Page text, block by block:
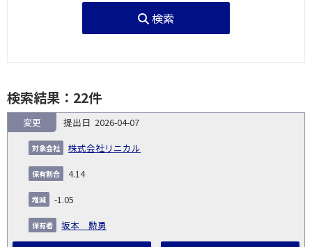
検索
検索結果：22件
NO.
告
義
務
発
生
日
提
日
証券
対
2026-04-07
株式会社リニカル
変更
4.14
-1.05
坂本 勲勇